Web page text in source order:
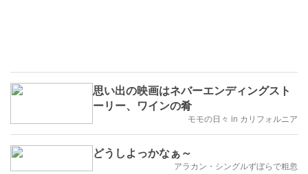
思い出の映画はネバーエンディングスト
ーリー、ワインの肴
モモの日々 in カリフォルニア
どうしよっかなぁ～
アラカン・シングルずぼらで粗忽